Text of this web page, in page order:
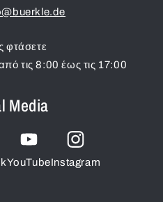
φτάσετε
τις 8:00 έως τις 17:00
Media
YouTubeInstagram